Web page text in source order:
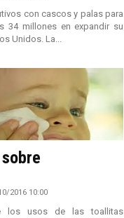
con cascos y palas para
34 millones en expandir su
Unidos. La...
2016 10:00
los usos de las toallitas